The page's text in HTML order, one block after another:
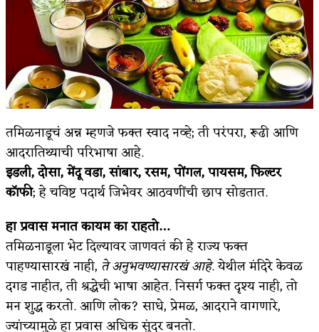
तमिळनाडूचं अन्न म्हणजे फक्त स्वाद नव्हे; ती परंपरा, रूढी आणि
आदरातिथ्याची परिभाषा आहे.
इडली,दोसा,मेंदू वडा,सांबार,रसम,पोंगल,पायसम,फिल्टर
कॉफी; हे चविष्ट पदार्थ जिभेवर आठवणींची छाप सोडतात.
हा प्रवास मनात कायम का राहतो…
तमिळनाडूला भेट दिल्यावर जाणवतं की हे राज्य फक्त
पाहण्यासारखं नाही, ते अनुभवण्यासारखं आहे. येथील मंदिरे केवळ
दगड नाहीत, ती श्रद्धेची भाषा आहेत. निसर्ग फक्त दृश्य नाही, तो
मन शुद्ध करतो. आणि लोक? साधे, प्रेमळ, आदराने वागणारे,
ज्यांच्यामुळे हा प्रवास अधिक सुंदर बनतो.